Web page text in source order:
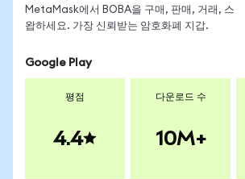
MetaMask에서 BOBA을 구매, 판매, 거래, 스
왑하세요. 가장 신뢰받는 암호화폐 지갑.
Google Play
평점
4.4
다운로드 수
10M+